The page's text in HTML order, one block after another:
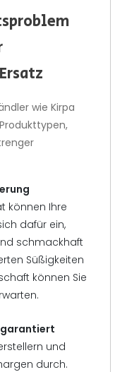
können Ihre
dafür ein,
schmackhaft
Süßigkeiten
können Sie
garantiert
und
durch.